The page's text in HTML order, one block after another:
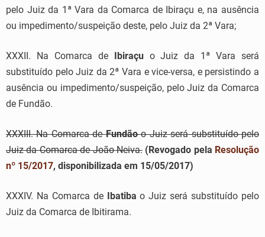
pelo Juiz da 1ª Vara da Comarca de Ibiraçu e, na ausência
ou impedimento/suspeição deste, pelo Juiz da 2ª Vara;
XXXII. Na Comarca de Ibiraçuo Juiz da 1ª Vara será
substituído pelo Juiz da 2ª Vara e vice-versa, e persistindo a
ausência ou impedimento/suspeição, pelo Juiz da Comarca
de Fundão.
XXXIII. Na Comarca deFundãoo Juiz será substituído pelo
Juiz da Comarca de João Neiva. (Revogado pela Resolução
nº 15/2017, disponibilizada em 15/05/2017)
XXXIV. Na Comarca de Ibatiba o Juiz será substituído pelo
Juiz da Comarca de Ibitirama.